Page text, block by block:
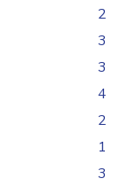
2
3
3
4
2
1
3